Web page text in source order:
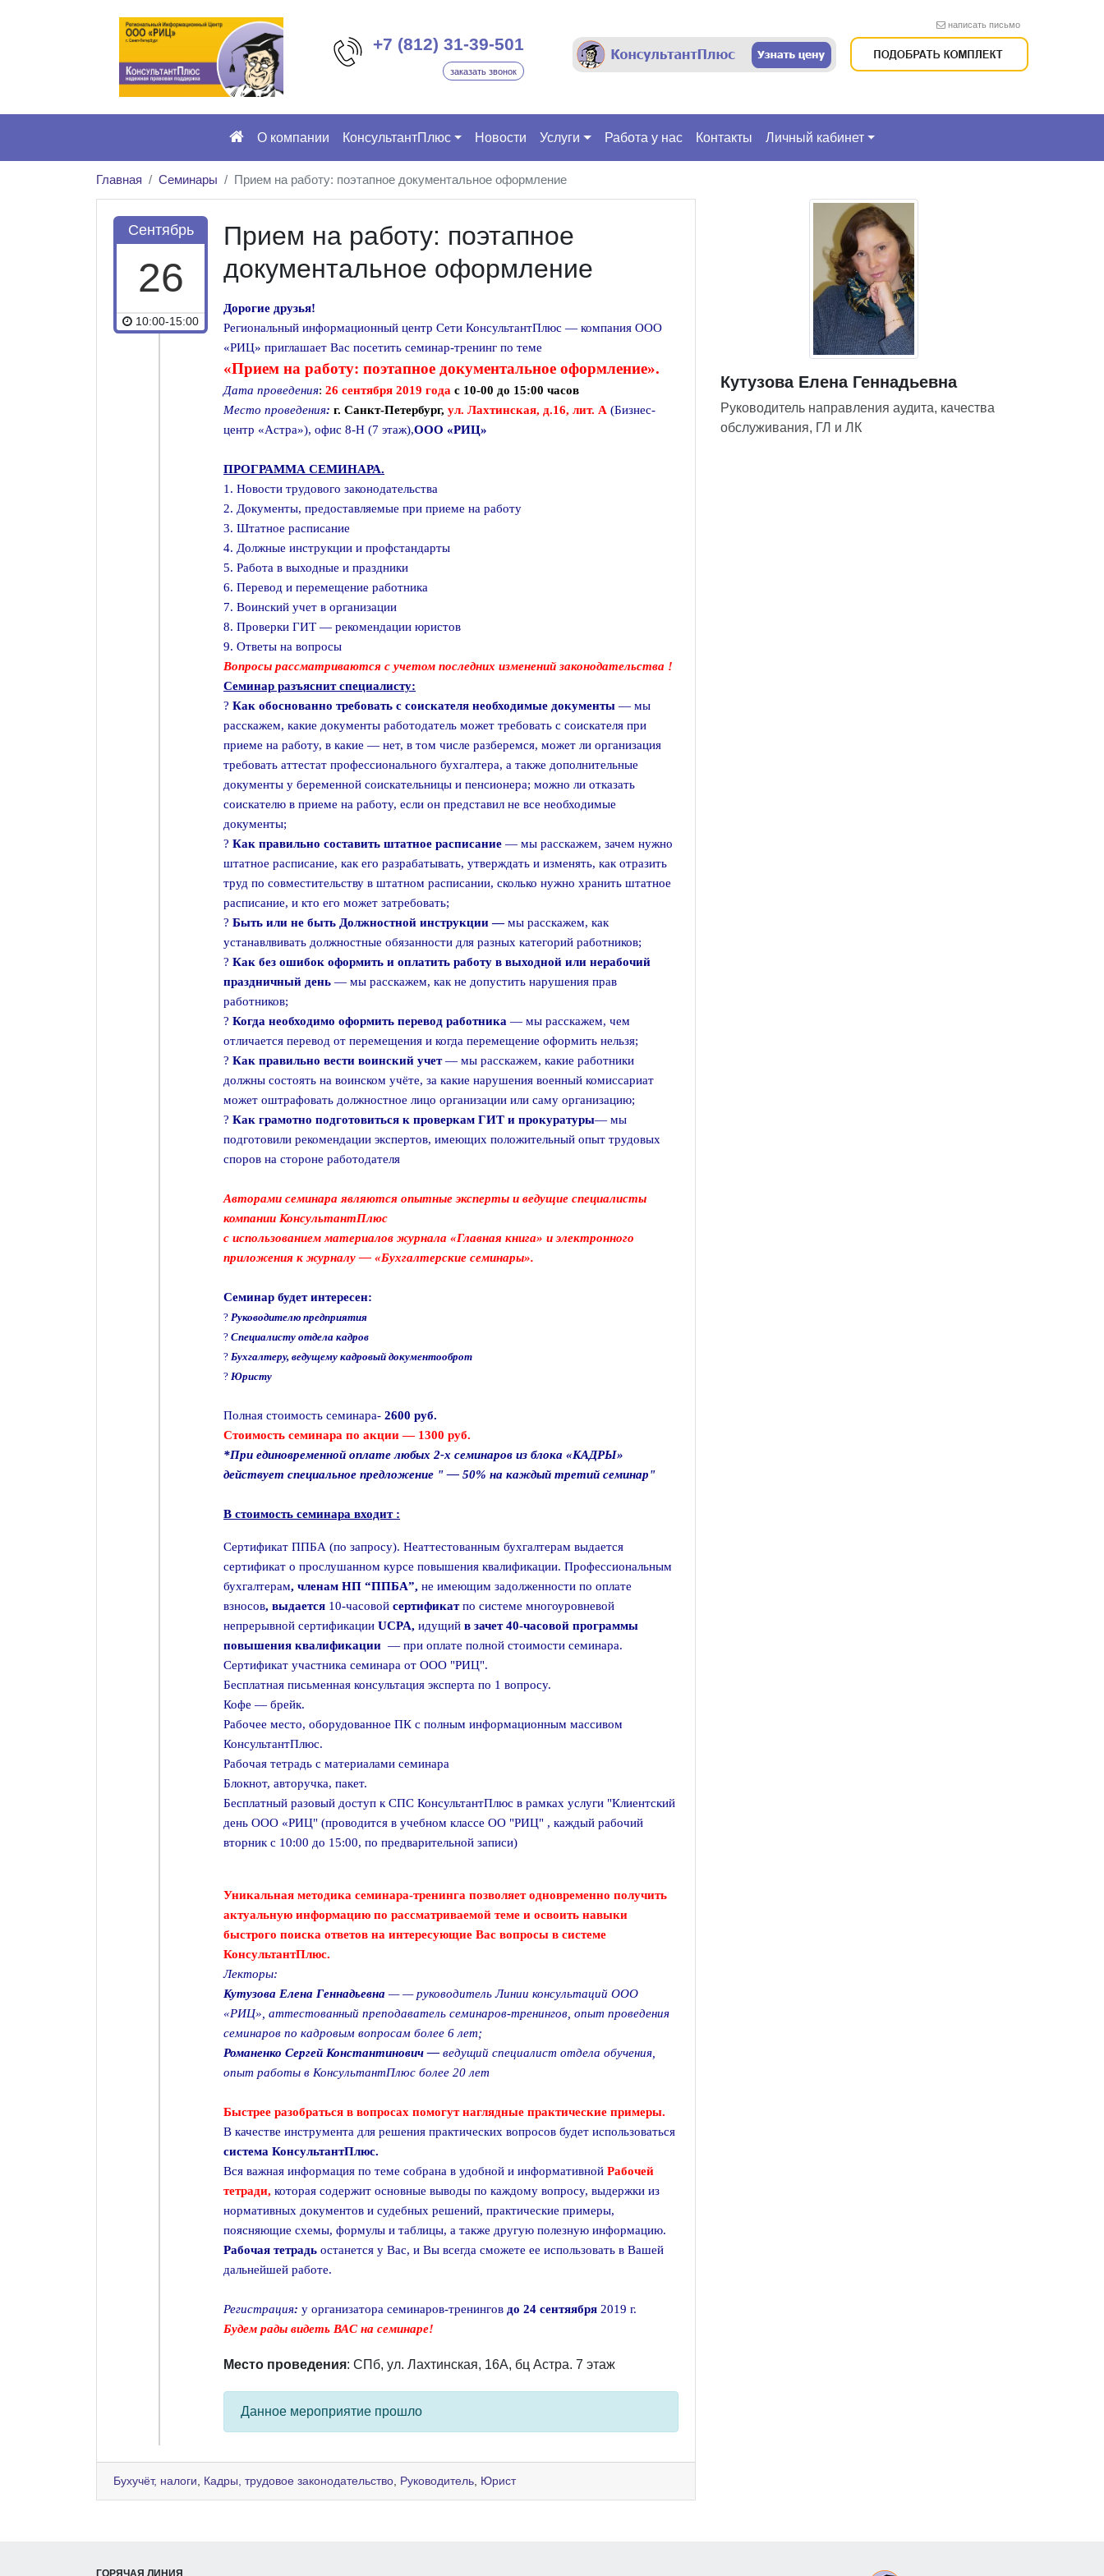
+7 (812) 31-39-501
заказать звонок
написать письмо
О компании КонсультантПлюс Новости Услуги Работа у нас Контакты Личный кабинет
Главная Семинары Прием на работу: поэтапное документальное оформление
Сентябрь
26
10:00-15:00
Прием на работу: поэтапное
документальное оформление
Дорогие друзья!
Региональный информационный центр Сети КонсультантПлюс — компания ООО
«РИЦ» приглашает Вас посетить семинар-тренинг по теме
«Прием на работу: поэтапное документальное оформление».
Дата проведения: 26 сентября 2019 года с 10-00 до 15:00 часов
Место проведения: г. Санкт-Петербург, ул. Лахтинская, д.16, лит. А (Бизнес-
центр «Астра»), офис 8-Н (7 этаж),ООО «РИЦ»
ПРОГРАММА СЕМИНАРА.
1. Новости трудового законодательства
2. Документы, предоставляемые при приеме на работу
3. Штатное расписание
4. Должные инструкции и профстандарты
5. Работа в выходные и праздники
6. Перевод и перемещение работника
7. Воинский учет в организации
8. Проверки ГИТ — рекомендации юристов
9. Ответы на вопросы
Вопросы рассматриваются с учетом последних изменений законодательства !
Семинар разъяснит специалисту:
? Как обоснованно требовать с соискателя необходимые документы — мы
расскажем, какие документы работодатель может требовать с соискателя при
приеме на работу, в какие — нет, в том числе разберемся, может ли организация
требовать аттестат профессионального бухгалтера, а также дополнительные
документы у беременной соискательницы и пенсионера; можно ли отказать
соискателю в приеме на работу, если он представил не все необходимые
документы;
? Как правильно составить штатное расписание — мы расскажем, зачем нужно
штатное расписание, как его разрабатывать, утверждать и изменять, как отразить
труд по совместительству в штатном расписании, сколько нужно хранить штатное
расписание, и кто его может затребовать;
? Быть или не быть Должностной инструкции —мы расскажем, как
устанавлвивать должностные обязанности для разных категорий работников;
? Как без ошибок оформить и оплатить работу в выходной или нерабочий
праздничный день — мы расскажем, как не допустить нарушения прав
работников;
? Когда необходимо оформить перевод работника — мы расскажем, чем
отличается перевод от перемещения и когда перемещение оформить нельзя;
? Как правильно вести воинский учет— мы расскажем, какие работники
должны состоять на воинском учёте, за какие нарушения военный комиссариат
может оштрафовать должностное лицо организации или саму организацию;
? Как грамотно подготовиться к проверкам ГИТ и прокуратуры— мы
подготовили рекомендации экспертов, имеющих положительный опыт трудовых
споров на стороне работодателя
Авторами семинара являются опытные эксперты и ведущие специалисты
компании КонсультантПлюс
с использованием материалов журнала «Главная книга» и электронного
приложения к журналу — «Бухгалтерские семинары».
Семинар будет интересен:
? Руководителю предприятия
? Специалисту отдела кадров
? Бухгалтеру, ведущему кадровый документооброт
? Юристу
Полная стоимость семинара- 2600 руб.
Стоимость семинара по акции — 1300 руб.
*При единовременной оплате любых 2-х семинаров из блока «КАДРЫ»
действует специальное предложение " — 50% на каждый третий семинар"
В стоимость семинара входит :
Сертификат ППБА (по запросу). Неаттестованным бухгалтерам выдается
сертификат о прослушанном курсе повышения квалификации. Профессиональным
бухгалтерам, членам НП “ППБА”, не имеющим задолженности по оплате
взносов, выдается 10-часовой сертификатпо системе многоуровневой
непрерывной сертификации UCPA, идущий в зачет 40-часовой программы
повышения квалификации — при оплате полной стоимости семинара.
Сертификат участника семинара от ООО "РИЦ".
Бесплатная письменная консультация эксперта по 1 вопросу.
Кофе — брейк.
Рабочее место, оборудованное ПК с полным информационным массивом
КонсультантПлюс.
Рабочая тетрадь с материалами семинара
Блокнот, авторучка, пакет.
Бесплатный разовый доступ к СПС КонсультантПлюс в рамках услуги "Клиентский
день ООО «РИЦ" (проводится в учебном классе ОО "РИЦ" , каждый рабочий
вторник с 10:00 до 15:00, по предварительной записи)
Уникальная методика семинара-тренинга позволяет одновременно получить
актуальную информацию по рассматриваемой теме и освоить навыки
быстрого поиска ответов на интересующие Вас вопросы в системе
КонсультантПлюс.
Лекторы:
Кутузова Елена Геннадьевна — — руководитель Линии консультаций ООО
«РИЦ», аттестованный преподаватель семинаров-тренингов, опыт проведения
семинаров по кадровым вопросам более 6 лет;
Романенко Сергей Константинович — ведущий специалист отдела обучения,
опыт работы в КонсультантПлюс более 20 лет
Быстрее разобраться в вопросах помогут наглядные практические примеры.
В качестве инструмента для решения практических вопросов будет использоваться
система КонсультантПлюс.
Вся важная информация по теме собрана в удобной и информативной Рабочей
тетради, которая содержит основные выводы по каждому вопросу, выдержки из
нормативных документов и судебных решений, практические примеры,
поясняющие схемы, формулы и таблицы, а также другую полезную информацию.
Рабочая тетрадь останется у Вас, и Вы всегда сможете ее использовать в Вашей
дальнейшей работе.
Регистрация: у организатора семинаров-тренингов до 24 сентяября 2019 г.
Будем рады видеть ВАС на семинаре!
Место проведения: СПб, ул. Лахтинская, 16А, бц Астра. 7 этаж
Данное мероприятие прошло
Бухучёт, налоги Кадры, трудовое законодательство Руководитель Юрист
Кутузова Елена Геннадьевна
Руководитель направления аудита, качества
обслуживания, ГЛ и ЛК
ГОРЯЧАЯ ЛИНИЯ